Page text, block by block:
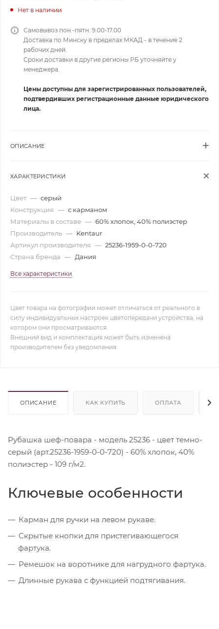
Нет в наличии
Самовывоз пон.-пятн. 9.00-17.00
Доставка по Минску в пределах МКАД - в течение 2
рабочих дней.
Сроки доставки в другие регионы РБ уточняйте у
менеджера.
Цены доступны для зарегистрированных пользователей,
подтвердивших регистрационные данные юридического
лица.
ОПИСАНИЕ
ХАРАКТЕРИСТИКИ
Цвет — серый
Конструкция — с карманом
Материалы в составе — 60% хлопок, 40% полиэстер
Производитель — Kentaur
Артикул производителя — 25236-1959-0-0-720
Страна бренда — Дания
Все характеристики
Цвет товара на фотографии может отличаться от реального в
силу индивидуальных настроек цветопередачи устройства, на
котором они просматриваются.
Внешний вид и комплектация может быть изменена
производителем без уведомления.
ОПИСАНИЕ КАК КУПИТЬ ОПЛАТА
Рубашка шеф-повара - модель 25236 - цвет темно-
серый (арт.25236-1959-0-0-720) - 60% хлопок, 40%
полиэстер - 109 г/м2.
Ключевые особенности
Карман для ручки на левом рукаве.
Скрытые кнопки для пристегивающегося
фартука.
Ремешок на воротнике для нагрудного фартука.
Длинные рукава с функцией подтягивания.